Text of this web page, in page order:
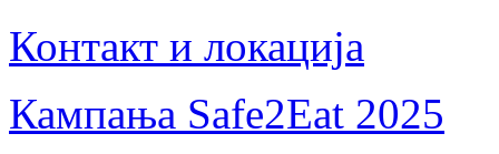
Контакт и локација
Кампања Safe2Eat 2025